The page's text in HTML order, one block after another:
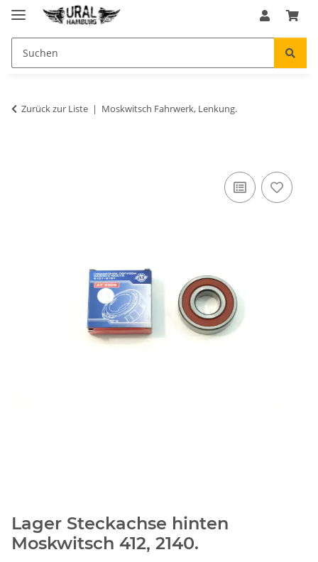
Zurück zur Liste Moskwitsch Fahrwerk, Lenkung.
Lager Steckachse hinten
Moskwitsch 412, 2140.